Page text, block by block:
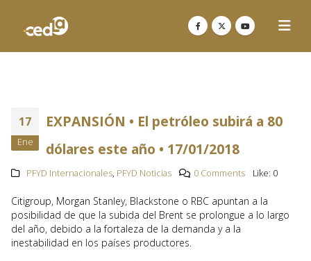
17
Ene
EXPANSIÓN • El petróleo subirá a 80
dólares este año • 17/01/2018
PFYD Internacionales, PFYD Noticias 0 Comments Like: 0
Citigroup, Morgan Stanley, Blackstone o RBC apuntan a la
posibilidad de que la subida del Brent se prolongue a lo largo
del año, debido a la fortaleza de la demanda y a la
inestabilidad en los países productores.